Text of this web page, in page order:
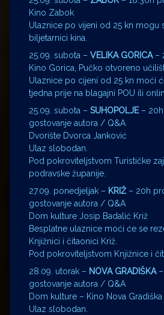
Kino Zabok
Ulaznice po vijeni od 25 kn mogu
biljetarnici kina.
25.09. subota – VELIKA GORICA–
Kino Gorica, Pučko otvoreno
Ulaznice po cijeni od 25 kn moći
tjedna prije na blagajni POU ili
25.09. subota – SUHOPOLJE –
gostovanje autora / Q&A
Dvorište Dvorca Janković
Ulaz slobodan.
Pod pokroviteljstvom Turističke
podravske županije.
27.09. ponedjeljak – KRIŽ – 20h
gostovanje autora / Q&A
Dom kulture Josip Badalić Križ
Besplatne ulaznice moći će se
Knjižnici i čitaonici Križ.
Pod pokroviteljstvom Knjižnice i
28.09. utorak – NOVA GRADIŠKA–
gostovanje autora / Q&A
Dom kulture – Kino Nova Gradiška
Ulaz slobodan.